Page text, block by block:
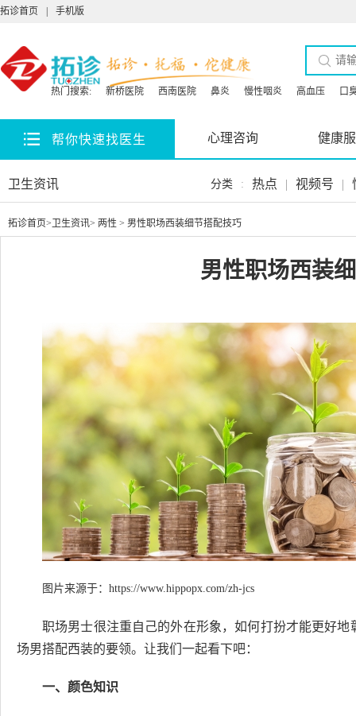
拓诊首页 手机版
热门搜索: 新桥医院 西南医院 鼻炎 慢性咽炎 高血压 口
帮你快速找医生 心理咨询 健康
卫生资讯 分类 : 热点 | 视频号 |
拓诊首页> 卫生资讯> 两性 > 男性职场西装细节搭配技巧
男性职场西装
图片来源于： https://www.hippopx.com/zh-jcs
职场男士很注重自己的外在形象，如何打扮才能更好
场男搭配西装的要领。让我们一起看下吧：
一、颜色知识